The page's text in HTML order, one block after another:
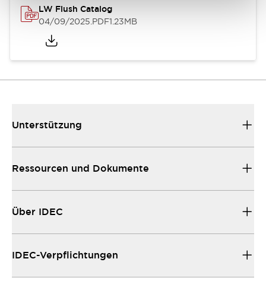
LW Flush Catalog
04/09/2025.PDF1.23MB
Unterstützung
Ressourcen und Dokumente
Über IDEC
IDEC-Verpflichtungen